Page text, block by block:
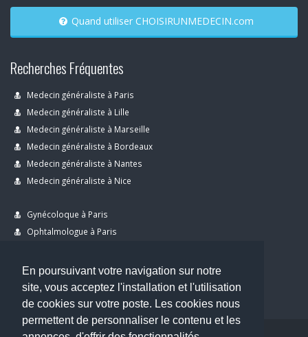
En poursuivant votre navigation sur notre
site, vous acceptez l'installation et l'utilisation
de cookies sur votre poste. Les cookies nous
permettent de personnaliser le contenu et les
Quand utiliser CHOISIRUNMEDECIN.com
Recherches Fréquentes
Medecin généraliste à Paris
Medecin généraliste à Lille
Medecin généraliste à Marseille
Medecin généraliste à Bordeaux
Medecin généraliste à Nantes
Medecin généraliste à Nice
Gynécoloque à Paris
Ophtalmologue à Paris
Dentiste à Paris